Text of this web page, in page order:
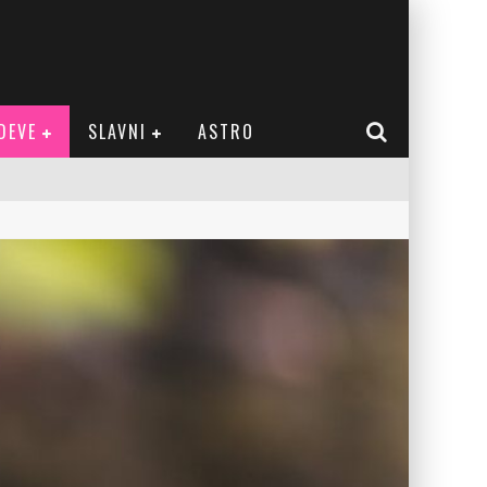
SLAVNI ASTRO